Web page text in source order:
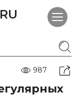
987